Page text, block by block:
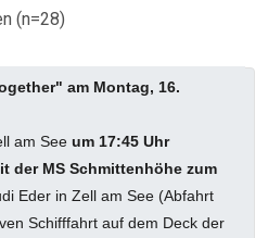
(n=28)
am Montag, 16.
am See um 17:45 Uhr
der MS Schmittenhöhe zum
Eder in Zell am See (Abfahrt
Schifffahrt auf dem Deck der